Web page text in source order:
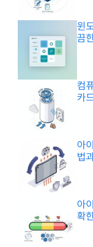
윈
끔
컴
카
아
법
아
확